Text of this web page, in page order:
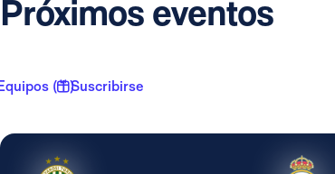
Próximos eventos
( 1 )Suscribirse